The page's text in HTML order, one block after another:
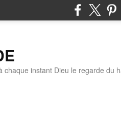
instant Dieu le regarde du